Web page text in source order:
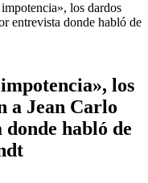
los dardos
entrevista donde habló de
los
a Jean Carlo
habló de